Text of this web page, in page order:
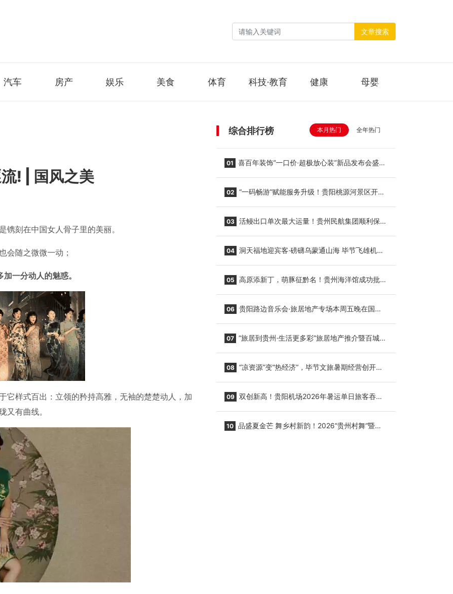
文章搜索
汽车 房产 娱乐 美食 体育 科技·教育 健康 母婴
! | 国风之美
刻在中国女人骨子里的美丽。
会随之微微一动；
一分动人的魅惑。
它样式百出：立领的矜持高雅，无袖的楚楚动人，加
又有曲线。
综合排行榜 本月热门 全年热门
01 喜百年装饰“一口价·超极放心装”新品发布会盛大
02 “一码畅游”赋能服务升级！贵阳桃源河景区开
03 活鳗出口单次最大运量！贵州民航集团顺利保障
04 洞天福地迎宾客·磅礴乌蒙通山海 毕节飞雄机场
05 高原添新丁，萌豚征黔名！贵州海洋馆成功批量
06 贵阳路边音乐会·旅居地产专场本周五晚在国际
07 “旅居到贵州·生活更多彩”旅居地产推介暨百城千
08 “凉资源”变“热经济”，毕节文旅暑期经营创开门
09 双创新高！贵阳机场2026年暑运单日旅客吞吐
10 品盛夏金芒 舞乡村新韵！2026“贵州村舞”暨望